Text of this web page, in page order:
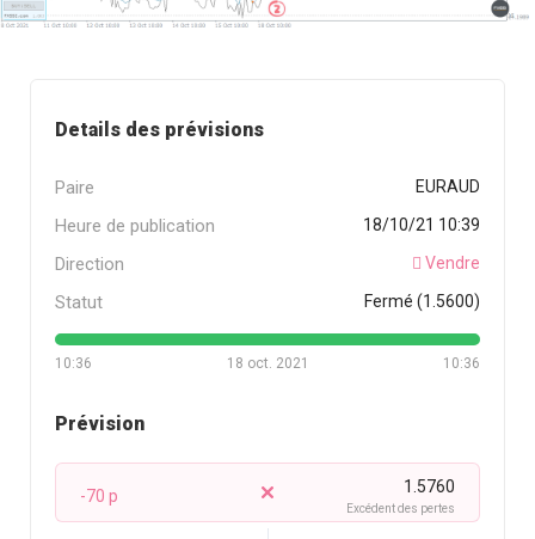
Details des prévisions
Paire EURAUD
Heure de publication 18/10/21 10:39
Direction Vendre
Statut Fermé (1.5600)
10:36 10:36
18 oct. 2021
Prévision
-70 p 1.5760
Excédent des pertes